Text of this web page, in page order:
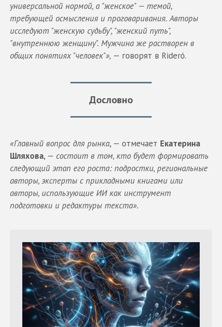
универсальной нормой, а "женское" — темой,
требующей осмысления и проговаривания. Авторы
исследуют "женскую судьбу", "женский путь",
"внутреннюю женщину". Мужчина же растворен в
общих понятиях "человек"», — говорят в Rideró.
Дословно
«Главный вопрос для рынка, — отмечает Екатерина
Шляхова, — состоит в том, кто будет формировать
следующий этап его роста: подростки, региональные
авторы, эксперты с прикладными книгами или
авторы, использующие ИИ как инструмент
подготовки и редактуры текста».